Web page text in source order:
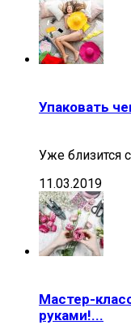
Упаковать
Уже близится
11.03.2019
Мастер-
руками!...